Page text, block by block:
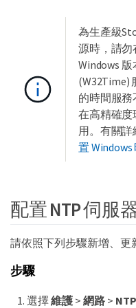
為生產級
源時，請勿
Windows
(W32Time)
的時間服
在高精確度
用。有關
置
配置 NTP 伺服
請依照下列步驟新增、更
步驟
選擇維護> 網路>